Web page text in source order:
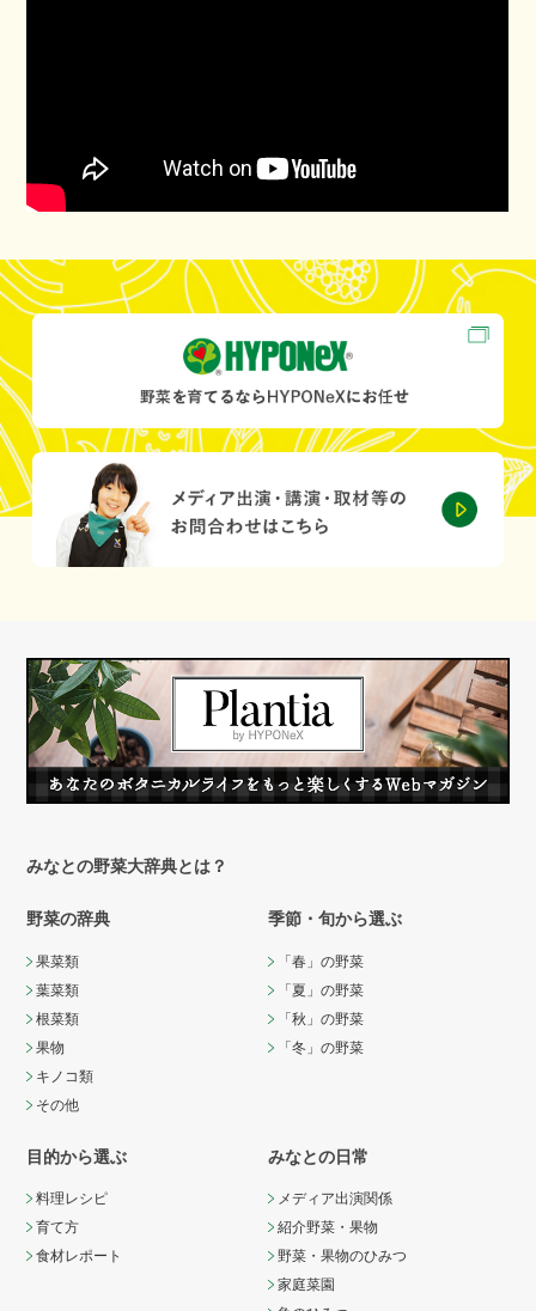
みなとの野菜大辞典とは？
野菜の辞典
果菜類
葉菜類
根菜類
果物
キノコ類
その他
季節・旬から選ぶ
「春」の野菜
「夏」の野菜
「秋」の野菜
「冬」の野菜
目的から選ぶ
料理レシピ
育て方
食材レポート
みなとの日常
メディア出演関係
紹介野菜・果物
野菜・果物のひみつ
家庭菜園